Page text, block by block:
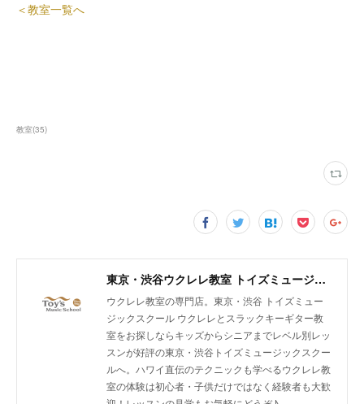
＜教室一覧へ
教室(35)
東京・渋谷ウクレレ教室 トイズミュージックスクール｜体験レッスン実施中！
ウクレレ教室の専門店。東京・渋谷 トイズミュー
ジックスクール ウクレレとスラックキーギター教
室をお探しならキッズからシニアまでレベル別レッ
スンが好評の東京・渋谷トイズミュージックスクー
ルへ。ハワイ直伝のテクニックも学べるウクレレ教
室の体験は初心者・子供だけではなく経験者も大歓